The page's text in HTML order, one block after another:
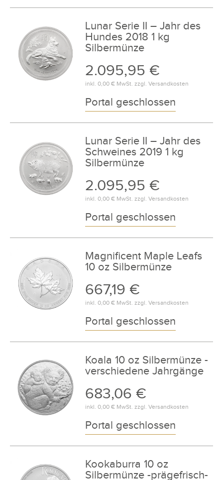
Lunar Serie II – Jahr des
Hundes 2018 1 kg
Silbermünze
2.095,95 €
inkl. 0,00 €MwSt. zzgl. Versandkosten
Portal geschlossen
Lunar Serie II – Jahr des
Schweines 2019 1 kg
Silbermünze
2.095,95 €
inkl. 0,00 €MwSt. zzgl. Versandkosten
Portal geschlossen
Magnificent Maple Leafs
10 oz Silbermünze
667,19 €
inkl. 0,00 €MwSt. zzgl. Versandkosten
Portal geschlossen
Koala 10 oz Silbermünze -
verschiedene Jahrgänge
683,06 €
inkl. 0,00 €MwSt. zzgl. Versandkosten
Portal geschlossen
Kookaburra 10 oz
Silbermünze -prägefrisch-